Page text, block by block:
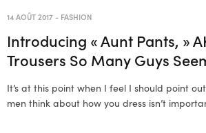
14 AOÛT 2017- FASHION
Introducing « Aunt Pants, »
Trousers So Many Guys
It’s at this point when I feel I should point
men think about how you dress isn’t